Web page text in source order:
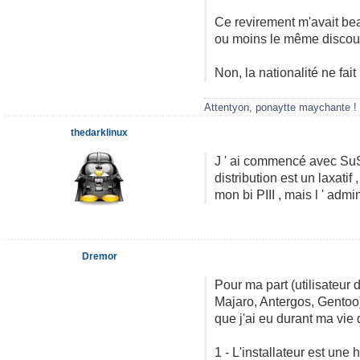
Ce revirement m'avait
ou moins le même
Non, la nationalité ne
Attentyon, ponaytte maychante !
J ' ai commencé avec
distribution est un laxatif
mon bi PIII , mais l '
thedarklinux
Pour ma part (utilisateur
Majaro, Antergos,
que j'ai eu durant ma vie
1 - L'installateur est une
Dremor